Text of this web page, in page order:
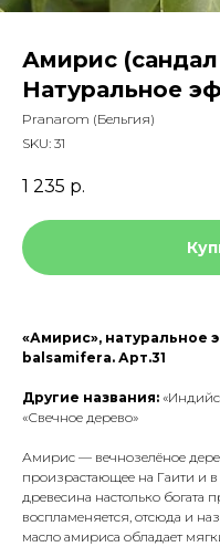
Амирис
Натуральное
Pranarom (Бельгия)
SKU: 31
1 235 р.
«Амирис», натуральное
balsamifera. Арт.31
Другие названия:
«Свечное дерево»
Амирис — вечнозелёное
произрастающее на Гаити и
древесина настолько богата
воспламеняется, отсюда и
масло амириса обладает